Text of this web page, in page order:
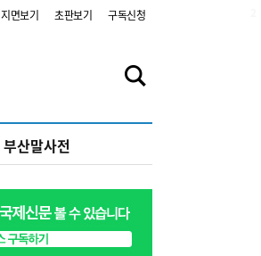
지면보기 초판보기 구독신청
부산말사전